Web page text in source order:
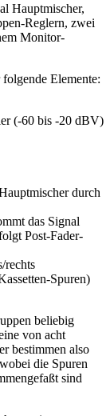
Hauptmischer,
Reglern, zwei
Monitor-
Elemente:
(-60 bis -20 dBV)
durch
das Signal
Post-Fader-
rechts
Spuren)
beliebig
von acht
bestimmen also
die Spuren
sind